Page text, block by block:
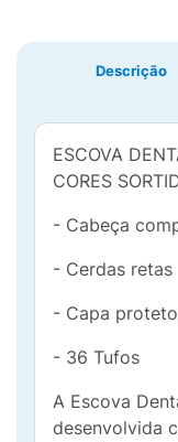
Descrição
ESCOVA
CORES
- Cabeça
- Cerdas retas
- Capa
- 36 Tufos
A Escova
desenvolvida